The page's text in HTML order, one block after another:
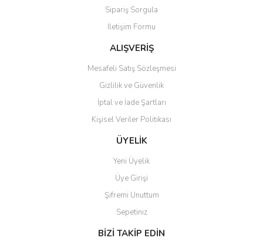
Sipariş Sorgula
İletişim Formu
ALIŞVERİŞ
Mesafeli Satış Sözleşmesi
Gizlilik ve Güvenlik
İptal ve İade Şartları
Kişisel Veriler Politikası
ÜYELİK
Yeni Üyelik
Üye Girişi
Şifremi Unuttum
Sepetiniz
BİZİ TAKİP EDİN